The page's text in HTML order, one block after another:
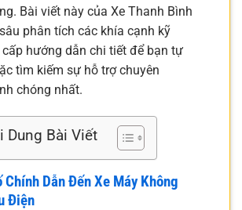
Bài viết này của Xe Thanh Bình
phân tích các khía cạnh kỹ
hướng dẫn chi tiết để bạn tự
tìm kiếm sự hỗ trợ chuyên
chóng nhất.
Dung Bài Viết
Chính Dẫn Đến Xe Máy Không
Điện